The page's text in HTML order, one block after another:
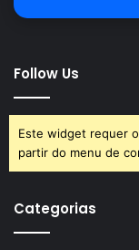
Follow Us
Este widget requer
partir do menu de
Categorias